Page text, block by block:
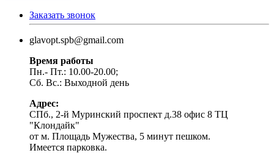
Заказать звонок
glavopt.spb@gmail.com
Время работы
Пн.- Пт.: 10.00-20.00;
Сб. Вс.: Выходной день
Адрес:
СПб., 2-й Муринский проспект д.38 офис 8 ТЦ
"Клондайк"
от м. Площадь Мужества, 5 минут пешком.
Имеется парковка.